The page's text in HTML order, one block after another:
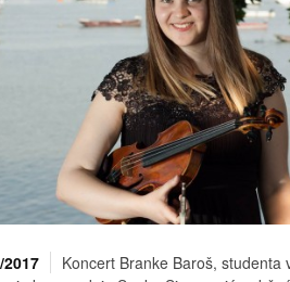
2017
Koncert Branke Baroš, studenta